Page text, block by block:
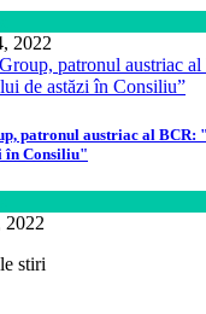
2022
patronul austriac al BCR:
în Consiliu"
2022
stiri